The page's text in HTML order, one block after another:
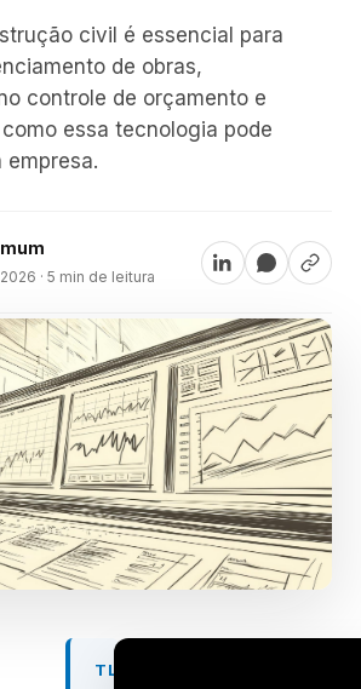
civil é essencial para
de obras,
controle de orçamento e
essa tecnologia pode
empresa.
· 5 min de leitura
TL;DR